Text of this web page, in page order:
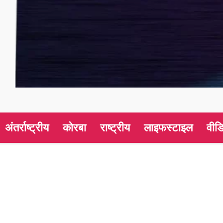
अंतर्राष्ट्रीय कोरबा राष्ट्रीय लाइफस्टाइल